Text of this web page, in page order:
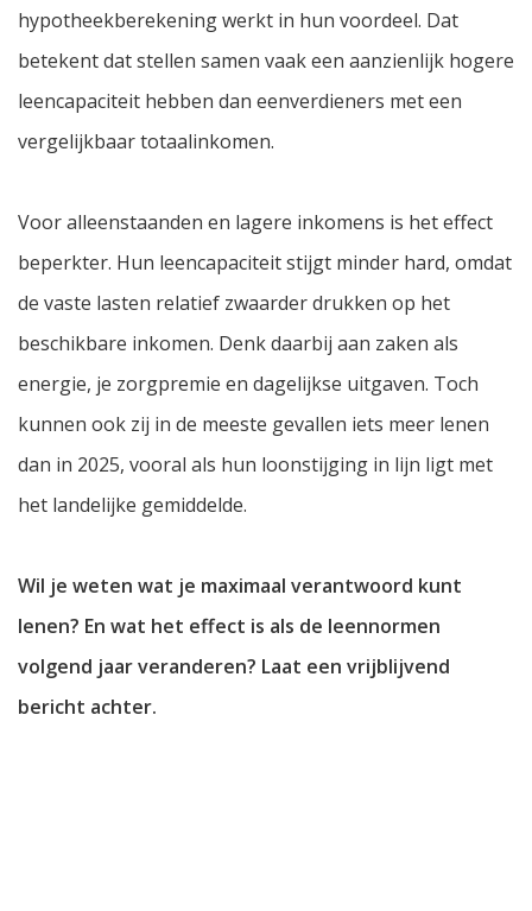
hypotheekberekening werkt in hun voordeel. Dat
betekent dat stellen samen vaak een aanzienlijk hogere
leencapaciteit hebben dan eenverdieners met een
vergelijkbaar totaalinkomen.
Voor alleenstaanden en lagere inkomens is het effect
beperkter. Hun leencapaciteit stijgt minder hard, omdat
de vaste lasten relatief zwaarder drukken op het
beschikbare inkomen. Denk daarbij aan zaken als
energie, je zorgpremie en dagelijkse uitgaven. Toch
kunnen ook zij in de meeste gevallen iets meer lenen
dan in 2025, vooral als hun loonstijging in lijn ligt met
het landelijke gemiddelde.
Wil je weten wat je maximaal verantwoord kunt
lenen? En wat het effect is als de leennormen
volgend jaar veranderen? Laat een vrijblijvend
bericht achter.